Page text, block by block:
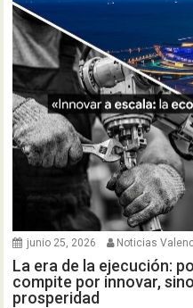
junio 25, 2026 Noticias
La era de la ejecución:
compite por innovar,
prosperidad